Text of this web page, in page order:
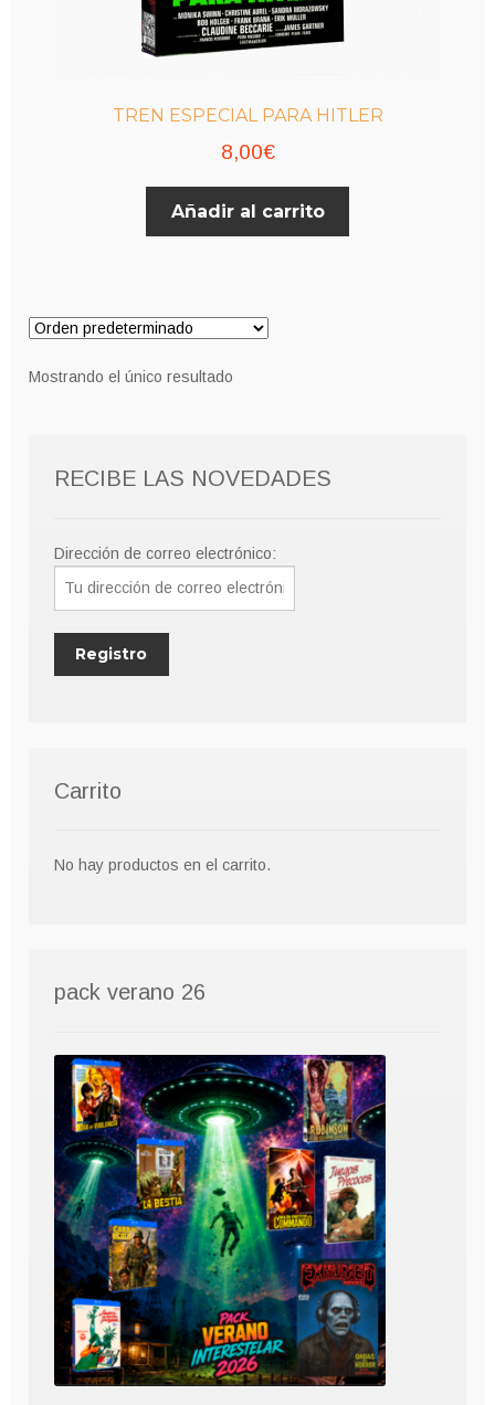
TREN ESPECIAL PARA HITLER
8,00€
Añadir al carrito
Mostrando el único resultado
RECIBE LAS NOVEDADES
Dirección de correo electrónico:
Carrito
No hay productos en el carrito.
pack verano 26